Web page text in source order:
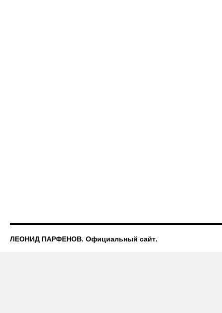
ЛЕОНИД ПАРФЕНОВ. Официальный сайт.